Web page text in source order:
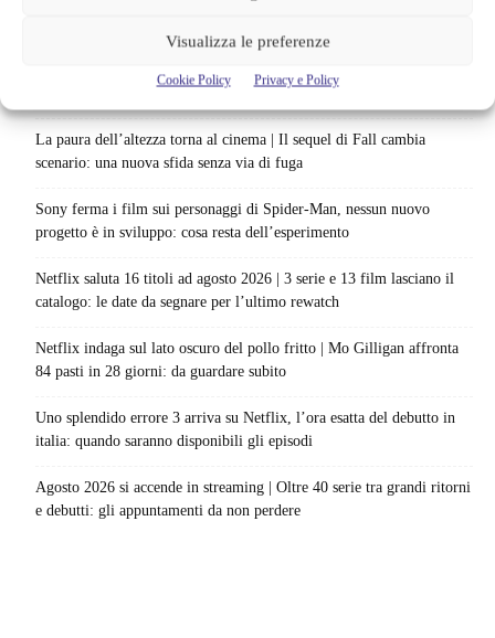
Visualizza le preferenze
Cookie Policy Privacy e Policy
La bocca del diavolo arriva su Prime Video, squali e claustrofobia nel
nuovo survival horror: una vacanza diventa una trappola
La paura dell’altezza torna al cinema | Il sequel di Fall cambia
scenario: una nuova sfida senza via di fuga
Sony ferma i film sui personaggi di Spider-Man, nessun nuovo
progetto è in sviluppo: cosa resta dell’esperimento
Netflix saluta 16 titoli ad agosto 2026 | 3 serie e 13 film lasciano il
catalogo: le date da segnare per l’ultimo rewatch
Netflix indaga sul lato oscuro del pollo fritto | Mo Gilligan affronta
84 pasti in 28 giorni: da guardare subito
Uno splendido errore 3 arriva su Netflix, l’ora esatta del debutto in
italia: quando saranno disponibili gli episodi
Agosto 2026 si accende in streaming | Oltre 40 serie tra grandi ritorni
e debutti: gli appuntamenti da non perdere